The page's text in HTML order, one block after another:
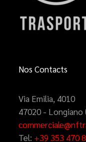
Nos Contacts
Via Emilia, 4010
47020 - Longiano
Tel: +39 353 470